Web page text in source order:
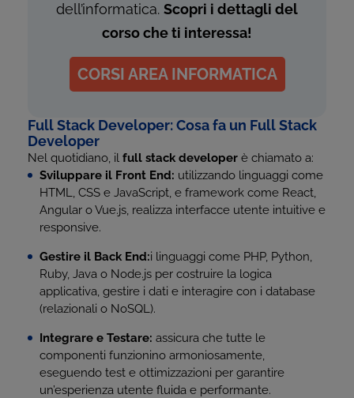
dell’informatica. Scopri i dettagli del
corso che ti interessa!
CORSI AREA INFORMATICA
Full Stack Developer: Cosa fa un Full Stack
Developer
Nel quotidiano, il full stack developer è chiamato a:
Sviluppare il Front End: utilizzando linguaggi come
HTML, CSS e JavaScript, e framework come React,
Angular o Vue.js, realizza interfacce utente intuitive e
responsive.
Gestire il Back End:i linguaggi come PHP, Python,
Ruby, Java o Node.js per costruire la logica
applicativa, gestire i dati e interagire con i database
(relazionali o NoSQL).
Integrare e Testare: assicura che tutte le
componenti funzionino armoniosamente,
eseguendo test e ottimizzazioni per garantire
un’esperienza utente fluida e performante.